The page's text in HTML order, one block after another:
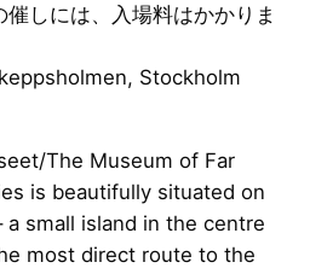
しには、入場料はかかりま
Stockholm
The Museum of Far
is beautifully situated on
a small island in the centre
most direct route to the